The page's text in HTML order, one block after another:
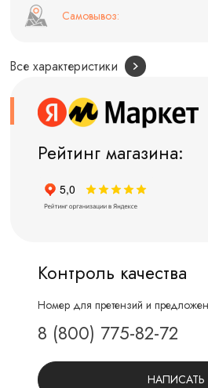
Самовывоз:
Все характеристики
Рейтинг магазина:
Контроль качества
Номер для претензий и
8 (800) 775-82-72
НАПИСАТЬ